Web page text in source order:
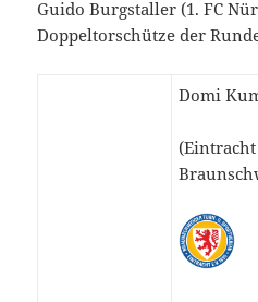
Guido Burgstaller (1. FC
Doppeltorschütze der
Domi
(Eintracht